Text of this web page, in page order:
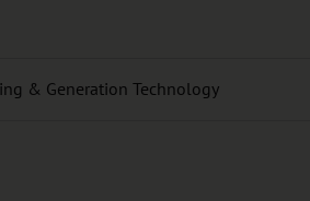
& Generation Technology